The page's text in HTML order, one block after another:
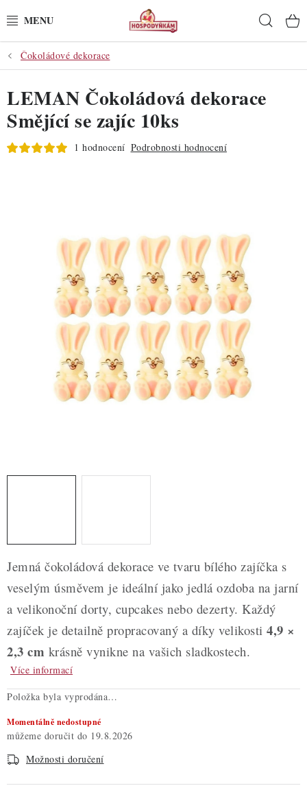
na
POTŘEBY
POMŮCKY
SUROVINY
DO KUCHYNĚ
POCHUTINY
ZDRAVÉ PEČENÍ
DÁRKOVÉ POUKAZY
TÉMATICKÉ PRODUKTY
Hodnocení obchodu
Blog
Moje objednávka
Podmínky ochrany osobních údajů
Čokoládové dekorace
Jemná čokoládová dekorace ve tvaru bílého zajíčka s
veselým úsměvem je ideální jako jedlá ozdoba na jarní
a velikonoční dorty, cupcakes nebo dezerty. Každý
zajíček je detailně propracovaný a díky velikosti 4,9 ×
2,3 cm krásně vynikne na vašich sladkostech.
Více informací
Položka byla vyprodána…
Momentálně nedostupné
19.8.2026
Možnosti doručení
LEMAN Čokoládová dekorace
Smějící se zajíc 10ks
1 hodnocení Podrobnosti hodnocení